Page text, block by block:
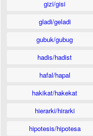
gizi/gisi
gladi/geladi
gubuk/gubug
hadis/hadist
hafal/hapal
hakikat/hakekat
hierarki/hirarki
hipotesis/hipotesa